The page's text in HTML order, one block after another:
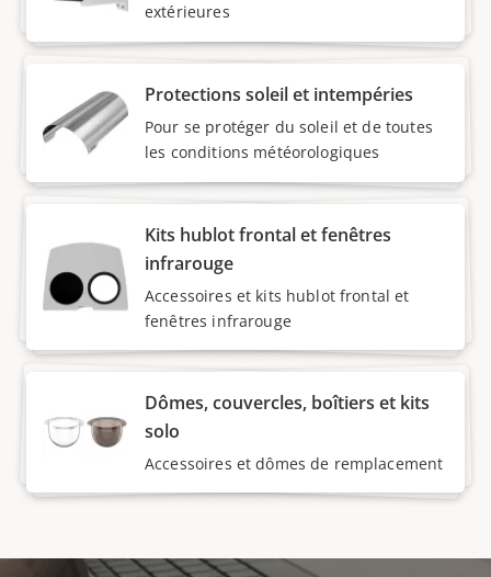
extérieures
Protections soleil et intempéries
Pour se protéger du soleil et de toutes
les conditions météorologiques
Kits hublot frontal et fenêtres
infrarouge
Accessoires et kits hublot frontal et
fenêtres infrarouge
Dômes, couvercles, boîtiers et kits
solo
Accessoires et dômes de remplacement